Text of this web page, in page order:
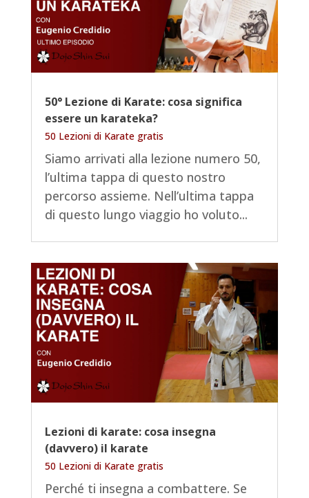
50° Lezione di Karate: cosa significa
essere un karateka?
50 Lezioni di Karate gratis
Siamo arrivati alla lezione numero 50,
l’ultima tappa di questo nostro
percorso assieme. Nell’ultima tappa
di questo lungo viaggio ho voluto...
Lezioni di karate: cosa insegna
(davvero) il karate
50 Lezioni di Karate gratis
Perché ti insegna a combattere. Se